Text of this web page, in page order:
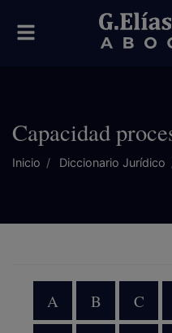
Alternar
navegación
Capacidad
Inicio Diccionario Jurídico
A B C